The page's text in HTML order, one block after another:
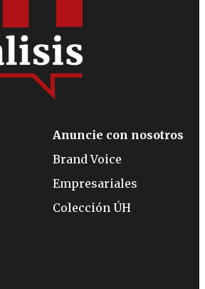
Anuncie con nosotros
Brand Voice
Empresariales
Colección ÚH